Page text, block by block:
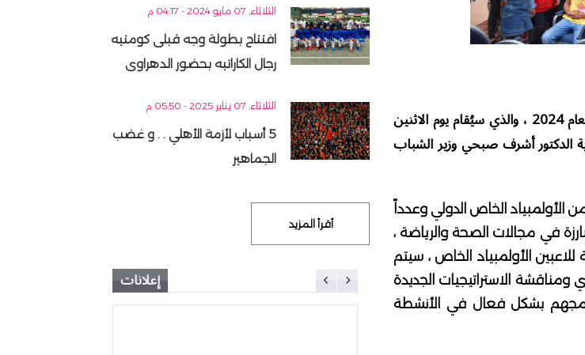
يستعد الأولمبياد الخاص المصري لعقد المؤتمر السنوي للبرامج الصحية لعام 2024 ، والذي سيُقام يوم الاثنين
الدكتور أشرف صبحي وزير الشباب
الخاص الدولي وعدداً
في مجالات الصحة والرياضة ،
الأولمبياد الخاص ، سيتم
ومناقشة الاستراتيجيات الجديدة
دمجهم بشكل فعال في الأنشطة
الثلاثاء, 07 مايو 2024 - 04:17 م
افتتاح بطولة وجه قبلى كومتيه
رجال الكاراتيه بحضور الدهراوى
الثلاثاء, 07 يناير 2025 - 05:50 م
5 أسباب لأزمة الأهلي . . و غضب
الجماهير
أقرأ المزيد
إعلانات